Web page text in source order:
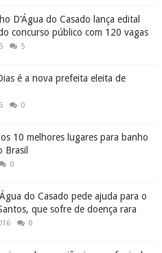
D'Água do Casado lança edital
concurso público com 120 vagas
5
é a nova prefeita eleita de
0
10 melhores lugares para banho
Brasil
0
do Casado pede ajuda para o
que sofre de doença rara
0